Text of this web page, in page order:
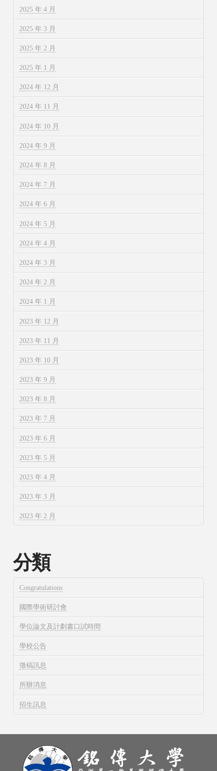
2025 年 4 月
2025 年 3 月
2025 年 2 月
2025 年 1 月
2024 年 12 月
2024 年 11 月
2024 年 10 月
2024 年 9 月
2024 年 8 月
2024 年 7 月
2024 年 6 月
2024 年 5 月
2024 年 4 月
2024 年 3 月
2024 年 2 月
2024 年 1 月
2023 年 12 月
2023 年 11 月
2023 年 10 月
2023 年 9 月
2023 年 8 月
2023 年 7 月
2023 年 6 月
2023 年 5 月
2023 年 4 月
2023 年 3 月
2023 年 2 月
分類
Congratulations
國際學術研討會
學位論文及計劃書口試時間
學校公告
徵稿訊息
所辦消息
招生訊息